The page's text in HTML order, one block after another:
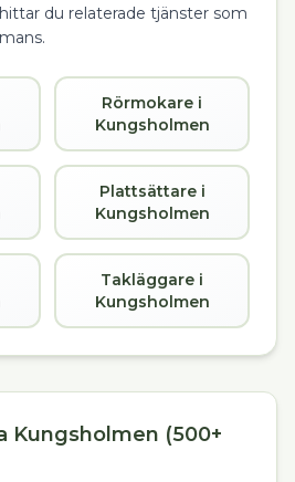
du relaterade tjänster som
Rörmokare i
Kungsholmen
Plattsättare i
Kungsholmen
Takläggare i
Kungsholmen
Kungsholmen (500+